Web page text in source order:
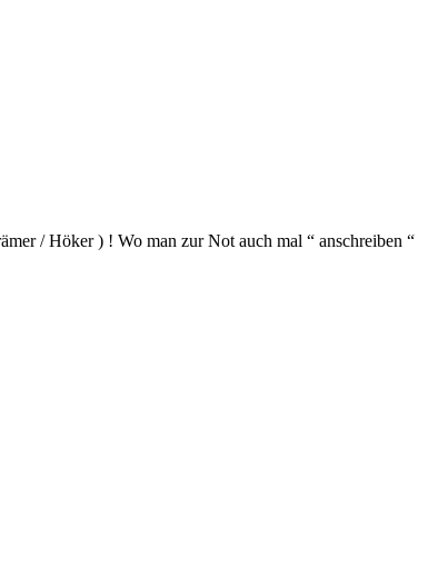
/ Höker ) ! Wo man zur Not auch mal “ anschreiben “